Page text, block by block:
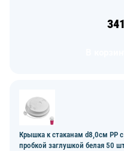
Крышка к стаканам d8,0см PP с
пробкой заглушкой белая 50